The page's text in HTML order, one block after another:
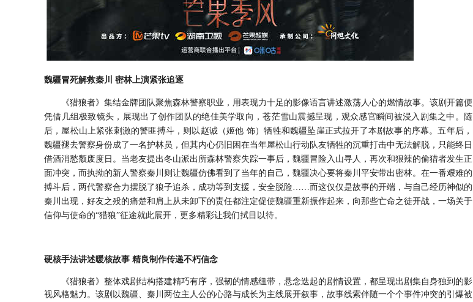
魏疆冒死解救秦川 密林上演紧张追逐
《猎狼者》集结金牌团队聚焦森林警察职业，用表现力十足的影像语言讲述激荡人心的燃情故事。该剧开篇便
凭借几组极致镜头，展现出了创作团队的绝佳美学取向，苍茫雪山震撼呈现，观众感官瞬间被浸入剧集之中。随
后，屋松山上紧张刺激的警匪搏斗，则以赵诚（姬他 饰）牺牲和魏疆坠崖正式拉开了本剧故事的序幕。五年后，
魏疆褪去警察身份成了一名护林员，但其内心仍旧困在当年屋松山行动队友牺牲的沉重打击中无法解脱，只能终日
借酒消愁颓废度日。当老友提出冬山派出所森林警察失踪一事后，魏疆冒险入山寻人，再次和狠辣的偷猎者发生正
面冲突，而执拗的新人警察秦川则让魏疆仿佛看到了当年的自己，魏疆决心要将秦川平安带出密林。在一番艰难的
搏斗后，两代警察合力摆脱了狼子追杀，成功等到支援，安全脱险……而这仅仅是故事的开端，与自己经历神似的
秦川出现，好友之殁的痛楚和肩上从未卸下的责任都注定促使魏疆重新振作起来，向那些亡命之徒开战，一场关于
信仰与使命的“猎狼”征途就此展开，更多精彩让我们拭目以待。
硬核手法讲述暖核故事 精良制作传递不朽信念
《猎狼者》整体戏剧结构搭建精巧有序，强韧的情感纽带，悬念迭起的剧情设置，都呈现出剧集自身独到的影
视风格魅力。该剧以魏疆、秦川两位主人公的心路与成长为主线展开叙事，故事线索伴随一个个事件冲突的引爆被